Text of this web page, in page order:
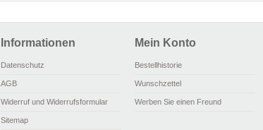
Informationen
Datenschutz
AGB
Widerruf und Widerrufsformular
Sitemap
Mein Konto
Bestellhistorie
Wunschzettel
Werben Sie einen Freund